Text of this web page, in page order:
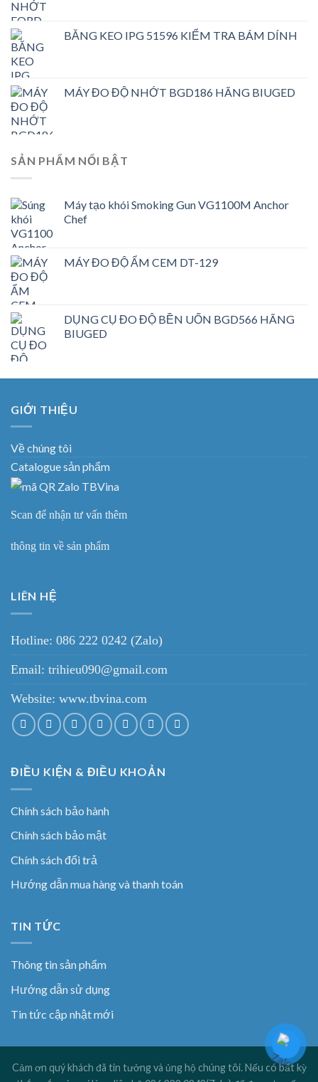
BĂNG KEO IPG 51596 KIỂM TRA BÁM DÍNH
MÁY ĐO ĐỘ NHỚT BGD186 HÃNG BIUGED
SẢN PHẨM NỔI BẬT
Máy tạo khói Smoking Gun VG1100M Anchor
Chef
MÁY ĐO ĐỘ ẨM CEM DT-129
DỤNG CỤ ĐO ĐỘ BỀN UỐN BGD566 HÃNG
BIUGED
GIỚI THIỆU
Về chúng tôi
Catalogue sản phẩm
Scan để nhận tư vấn thêm
thông tin về sản phẩm
LIÊN HỆ
Hotline: 086 222 0242 (Zalo)
Email: trihieu090@gmail.com
Website: www.tbvina.com
ĐIỀU KIỆN & ĐIỀU KHOẢN
Chính sách bảo hành
Chính sách bảo mật
Chính sách đổi trả
Hướng dẫn mua hàng và thanh toán
TIN TỨC
Thông tin sản phẩm
Hướng dẫn sử dụng
Tin tức cập nhật mới
Cảm ơn quý khách đã tin tưởng và ủng hộ chúng tôi. Nếu có bất kỳ